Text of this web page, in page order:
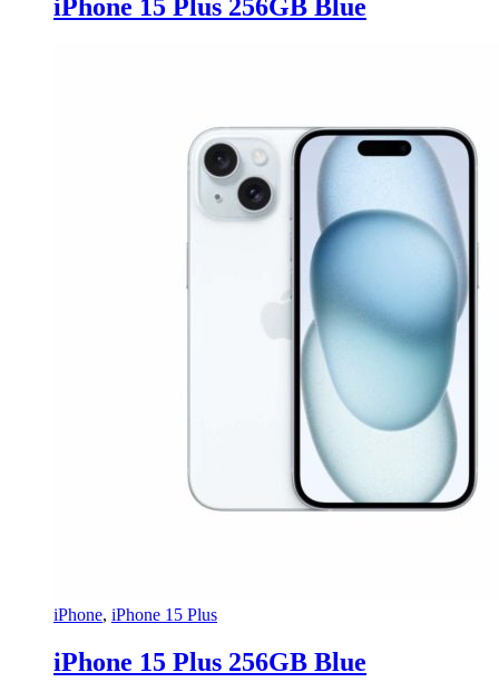
iPhone 15 Plus 256GB Blue
iPhone, iPhone 15 Plus
iPhone 15 Plus 256GB Blue